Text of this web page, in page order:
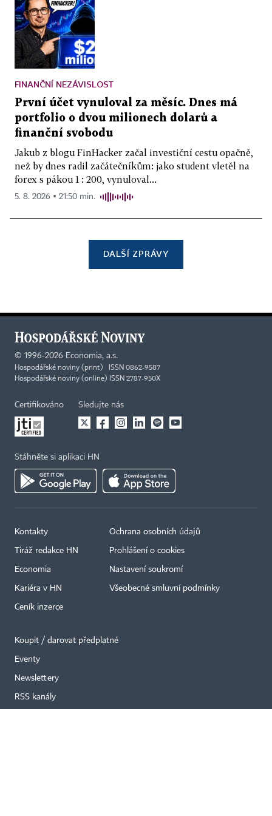
FINANČNÍ NEZÁVISLOST
První účet vynuloval za měsíc. Dnes má
portfolio o dvou milionech dolarů a
finanční svobodu
Jakub z blogu FinHacker začal investiční cestu opačně,
než by dnes radil začátečníkům: jako student vletěl na
forex s pákou 1 : 200, vynuloval...
5. 8. 2026 ▪ 21:50 min.
DALŠÍ ZPRÁVY
© 1996-2026 Economia, a.s.
Hospodářské noviny (print) ISSN 0862-9587
Hospodářské noviny (online) ISSN 2787-950X
Certifikováno Sledujte nás
Stáhněte si aplikaci HN
Kontakty
Tiráž redakce HN
Economia
Kariéra v HN
Ceník inzerce
Ochrana osobních údajů
Prohlášení o cookies
Nastavení soukromí
Všeobecné smluvní podmínky
Koupit / darovat předplatné
Eventy
Newslettery
RSS kanály